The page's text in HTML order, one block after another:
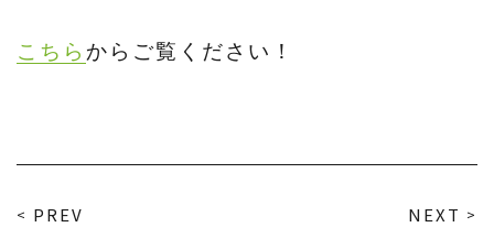
こちら からご覧ください！
< PREV NEXT >